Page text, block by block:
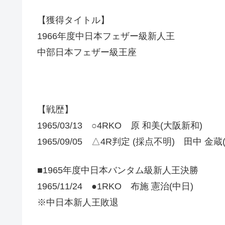
【獲得タイトル】
1966年度中日本フェザー級新人王
中部日本フェザー級王座
【戦歴】
1965/03/13 ○4RKO 原 和美(大阪新和)
1965/09/05 △4R判定 (採点不明) 田中 金蔵
■1965年度中日本バンタム級新人王決勝
1965/11/24 ●1RKO 布施 憲治(中日)
※中日本新人王敗退